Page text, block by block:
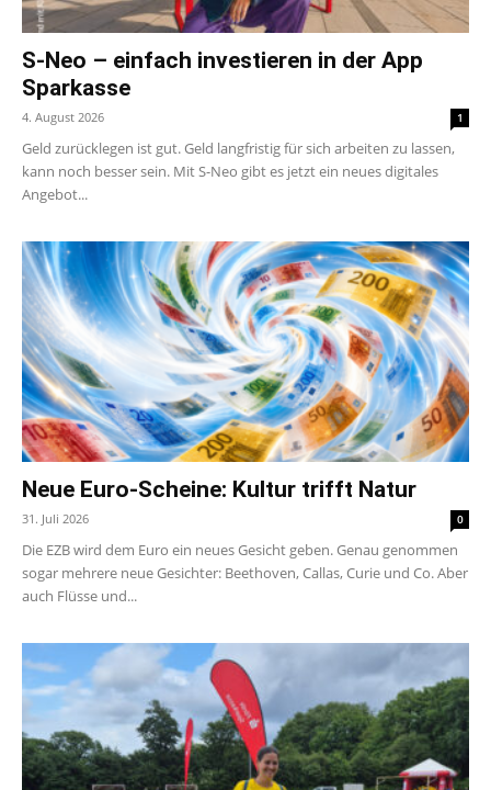
S-Neo – einfach investieren in der App
Sparkasse
4. August 2026 1
Geld zurücklegen ist gut. Geld langfristig für sich arbeiten zu lassen,
kann noch besser sein. Mit S-Neo gibt es jetzt ein neues digitales
Angebot...
Neue Euro-Scheine: Kultur trifft Natur
31. Juli 2026 0
Die EZB wird dem Euro ein neues Gesicht geben. Genau genommen
sogar mehrere neue Gesichter: Beethoven, Callas, Curie und Co. Aber
auch Flüsse und...